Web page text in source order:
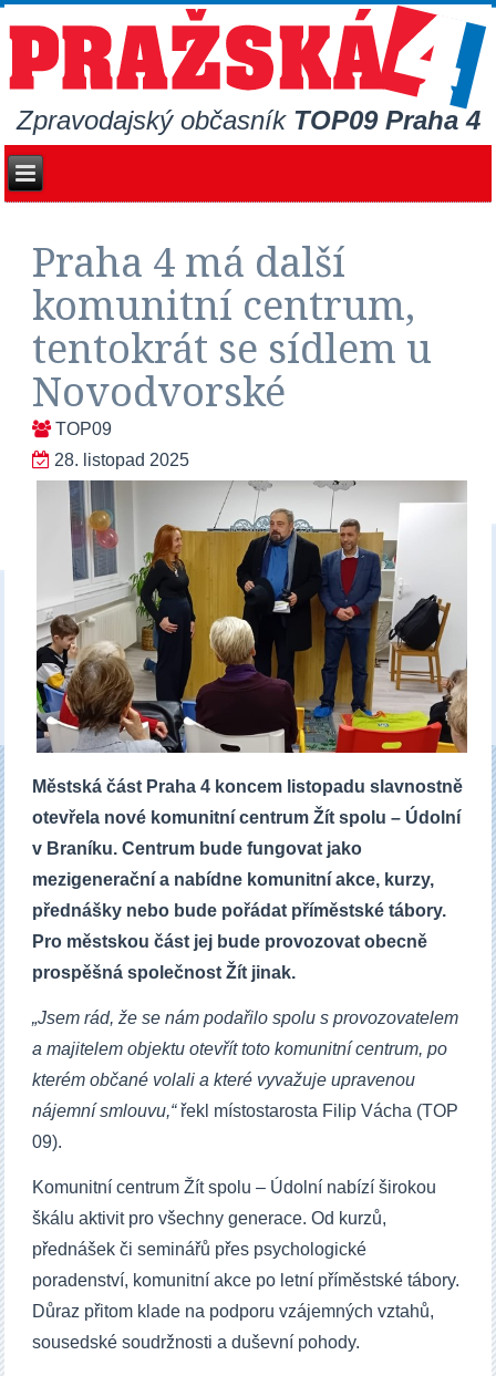
Zpravodajský občasník TOP09 Praha 4
Praha 4 má další
komunitní centrum,
tentokrát se sídlem u
Novodvorské
TOP09
28. listopad 2025
Městská část Praha 4 koncem listopadu slavnostně
otevřela nové komunitní centrum Žít spolu – Údolní
v Braníku. Centrum bude fungovat jako
mezigenerační a nabídne komunitní akce, kurzy,
přednášky nebo bude pořádat příměstské tábory.
Pro městskou část jej bude provozovat obecně
prospěšná společnost Žít jinak.
„Jsem rád, že se nám podařilo spolu s provozovatelem
a majitelem objektu otevřít toto komunitní centrum, po
kterém občané volali a které vyvažuje upravenou
nájemní smlouvu,“řekl místostarosta Filip Vácha (TOP
09).
Komunitní centrum Žít spolu – Údolní nabízí širokou
škálu aktivit pro všechny generace. Od kurzů,
přednášek či seminářů přes psychologické
poradenství, komunitní akce po letní příměstské tábory.
Důraz přitom klade na podporu vzájemných vztahů,
sousedské soudržnosti a duševní pohody.